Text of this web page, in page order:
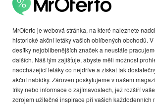
MrOferto je webová stránka, na které naleznete
historické akční letáky vašich oblíbených obchodů.
desítky nejoblíbenějších značek a neustále
dalších. Náš tým zajišťuje, abyste měli možnost
nadcházející letáky co nejdříve a získat tak
akční nabídky. Zároveň poskytujeme v našem
triky nebo informace o zajímavostech, jež rozšíří
zdrojem užitečné inspirace při vašich každodenních